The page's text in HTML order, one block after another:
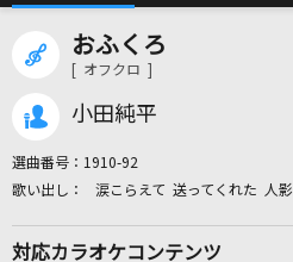
おふくろ
[ オフクロ ]
小田純平
選曲番号： 1910-92
涙こらえて 送ってくれた 人影
対応カラオケコンテンツ